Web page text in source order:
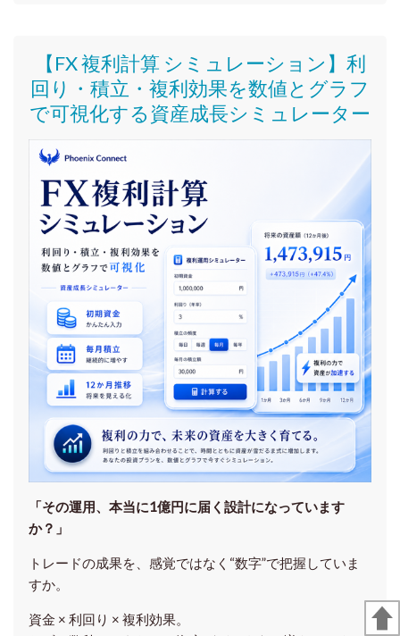
【FX 複利計算 シミュレーション】利
回り・積立・複利効果を数値とグラフ
で可視化する資産成長シミュレーター
「その運用、本当に1億円に届く設計になっています
か？」
トレードの成果を、感覚ではなく“数字”で把握していま
すか。
資金 × 利回り × 複利効果。